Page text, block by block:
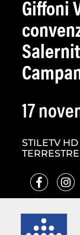
Giffoni
17
STILETV
TERRESTRE